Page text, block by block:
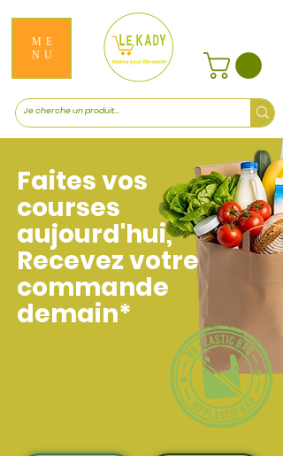
ME
NU
Faites vos
courses
aujourd'hui,
Recevez votre
commande
demain*